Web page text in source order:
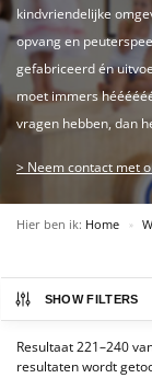
kindvriendelijke
opvang en
gefabriceerd én
moet immers
vragen hebben, dan
> Neem contact met
Hier ben ik: Home »
SHOW FILTERS
Resultaat 221–240
resultaten wordt